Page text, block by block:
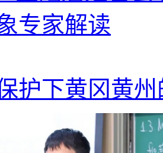
专家解读
护下黄冈黄